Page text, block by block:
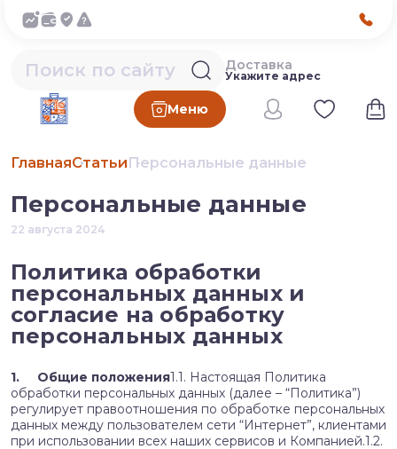
Меню
Доставка
Укажите адрес
ГлавнаяСтатьиПерсональные данные
Персональные данные
22 августа 2024
Политика обработки
персональных данных и
согласие на обработку
персональных данных
1. Общие положения1.1. Настоящая Политика
обработки персональных данных (далее – “Политика”)
регулирует правоотношения по обработке персональных
данных между пользователем сети “Интернет”, клиентами
при использовании всех наших сервисов и Компанией.1.2.